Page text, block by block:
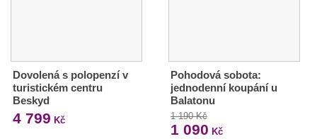
Dovolená s polopenzí v
turistickém centru
Beskyd
4 799 Kč
Pohodová sobota:
jednodenní koupání u
Balatonu
1 190 Kč
1 090 Kč